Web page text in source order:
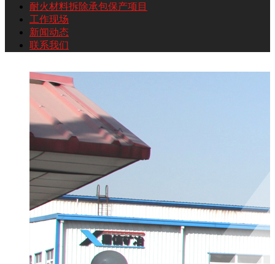
耐火材料拆除承包保产项目
工作现场
新闻动态
联系我们